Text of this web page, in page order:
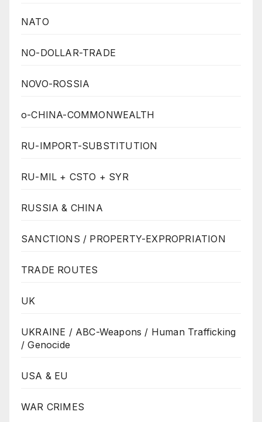
NATO
NO-DOLLAR-TRADE
NOVO-ROSSIA
o-CHINA-COMMONWEALTH
RU-IMPORT-SUBSTITUTION
RU-MIL + CSTO + SYR
RUSSIA & CHINA
SANCTIONS / PROPERTY-EXPROPRIATION
TRADE ROUTES
UK
UKRAINE / ABC-Weapons / Human Trafficking
/ Genocide
USA & EU
WAR CRIMES